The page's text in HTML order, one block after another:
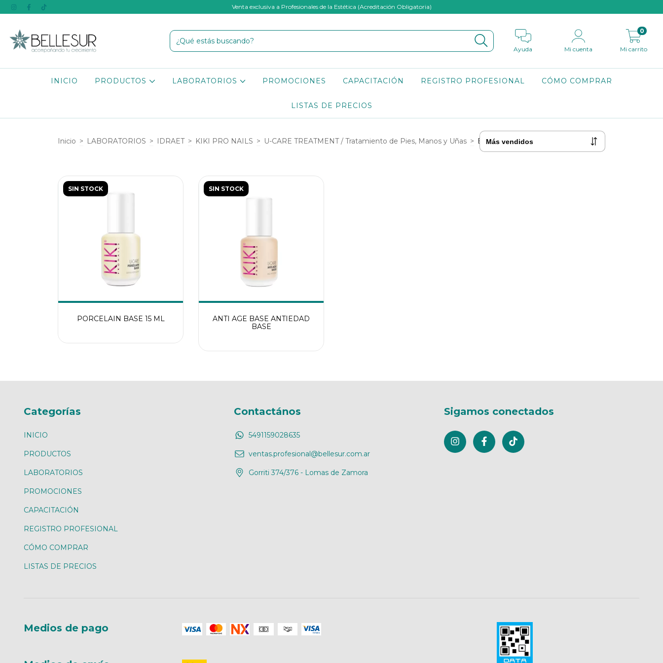
Venta exclusiva a Profesionales de la Estética (Acreditación Obligatoria)
Ayuda Mi cuenta Mi carrito
0
INICIO PRODUCTOS LABORATORIOS PROMOCIONES CAPACITACIÓN REGISTRO PROFESIONAL CÓMO COMPRAR
LISTAS DE PRECIOS
Inicio > LABORATORIOS > IDRAET > KIKI PRO NAILS > U-CARE TREATMENT / Tratamiento de Pies, Manos y Uñas > BASES
SIN STOCK
PORCELAIN BASE 15 ML
SIN STOCK
ANTI AGE BASE ANTIEDAD
BASE
Categorías
INICIO
PRODUCTOS
LABORATORIOS
PROMOCIONES
CAPACITACIÓN
REGISTRO PROFESIONAL
CÓMO COMPRAR
LISTAS DE PRECIOS
Contactános
5491159028635
ventas.profesional@bellesur.com.ar
Gorriti 374/376 - Lomas de Zamora
Sigamos conectados
Medios de pago